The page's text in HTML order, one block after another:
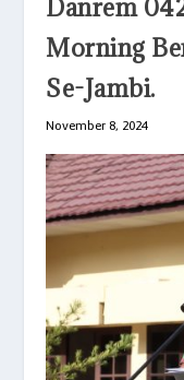
Danrem
Morning
Se-Jambi.
November 8, 2024